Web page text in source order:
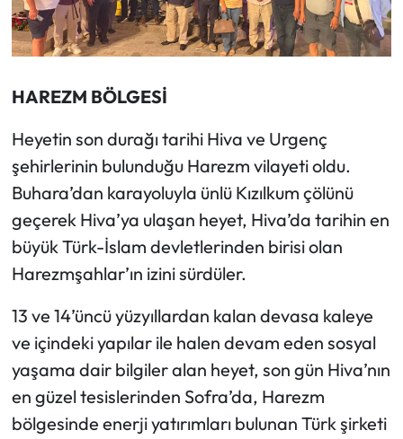
HAREZM BÖLGESİ
Heyetin son durağı tarihi Hiva ve Urgenç
şehirlerinin bulunduğu Harezm vilayeti oldu.
Buhara’dan karayoluyla ünlü Kızılkum çölünü
geçerek Hiva’ya ulaşan heyet, Hiva’da tarihin en
büyük Türk-İslam devletlerinden birisi olan
Harezmşahlar’ın izini sürdüler.
13 ve 14’üncü yüzyıllardan kalan devasa kaleye
ve içindeki yapılar ile halen devam eden sosyal
yaşama dair bilgiler alan heyet, son gün Hiva’nın
en güzel tesislerinden Sofra’da, Harezm
bölgesinde enerji yatırımları bulunan Türk şirketi